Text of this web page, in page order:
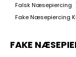
Falsk Næsepiercing
Fake Næsepiercing
FAKE